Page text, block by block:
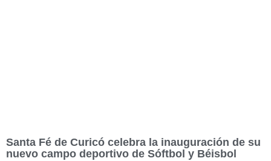
Santa Fé de Curicó celebra la inauguración de su
nuevo campo deportivo de Sóftbol y Béisbol